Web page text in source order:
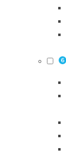
6